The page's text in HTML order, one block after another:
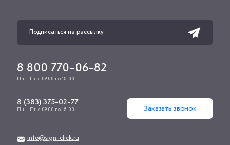
8 800 770-06-82
Пн. - Пт. с 09.00 по 18.00
8 (383) 375-02-77
Пн. - Пт. с 09.00 по 18.00 Заказать звонок
info@sign-click.ru